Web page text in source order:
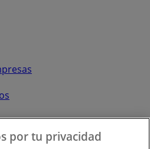
por tu privacidad